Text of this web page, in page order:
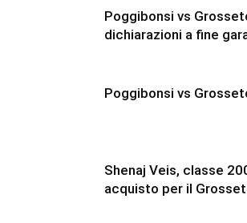
Poggibonsi vs
dichiarazioni a fine
Poggibonsi vs
Shenaj Veis, classe
acquisto per il